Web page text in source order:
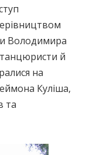
Володимира
й
на
Куліша,
та